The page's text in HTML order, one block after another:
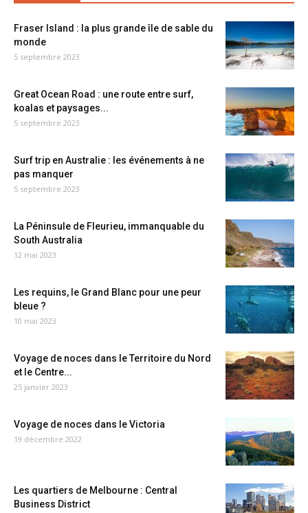
Fraser Island : la plus grande île de sable du
monde
5 septembre 2023
Great Ocean Road : une route entre surf,
koalas et paysages...
5 septembre 2023
Surf trip en Australie : les événements à ne
pas manquer
5 septembre 2023
La Péninsule de Fleurieu, immanquable du
South Australia
12 mai 2023
Les requins, le Grand Blanc pour une peur
bleue ?
10 mai 2023
Voyage de noces dans le Territoire du Nord
et le Centre...
25 janvier 2023
Voyage de noces dans le Victoria
19 décembre 2022
Les quartiers de Melbourne : Central
Business District